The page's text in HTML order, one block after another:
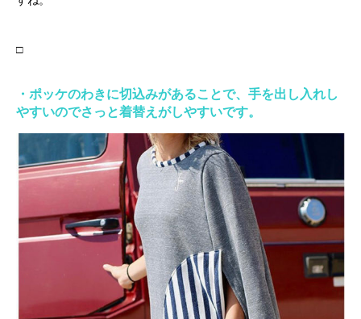
□
・ポッケのわきに切込みがあることで、手を出し入れし
やすいのでさっと着替えがしやすいです。